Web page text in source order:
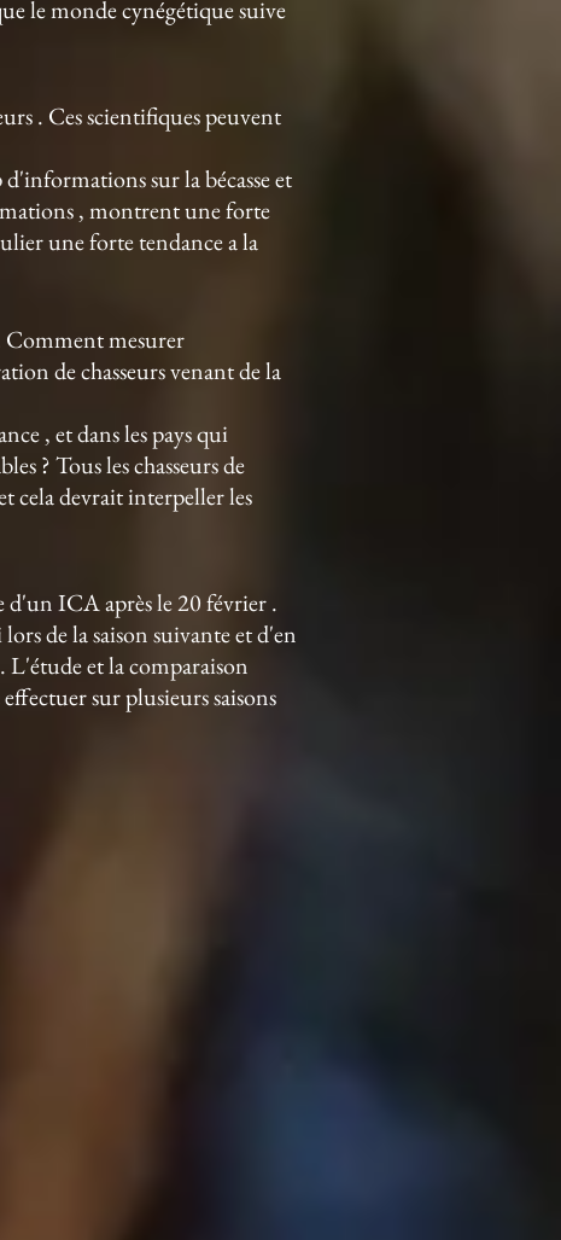
le monde cynégétique suive
. Ces scientifiques peuvent
sur la bécasse et
, montrent une forte
une forte tendance a la
Comment mesurer
de chasseurs venant de la
, et dans les pays qui
? Tous les chasseurs de
cela devrait interpeller les
d'un ICA après le 20 février .
de la saison suivante et d'en
L'étude et la comparaison
sur plusieurs saisons